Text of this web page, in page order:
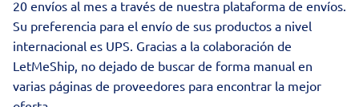
20 envíos al mes a través de nuestra plataforma de envíos.
Su preferencia para el envío de sus productos a nivel
internacional es UPS. Gracias a la colaboración de
LetMeShip, no dejado de buscar de forma manual en
varias páginas de proveedores para encontrar la mejor